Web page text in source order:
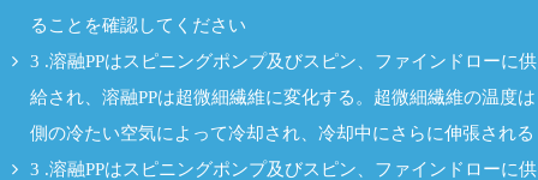
ることを確認してください
3 .溶融PPはスピニングポンプ及びスピン、ファインドローに供
給され、溶融PPは超微細繊維に変化する。超微細繊維の温度は
側の冷たい空気によって冷却され、冷却中にさらに伸張される
3 .溶融PPはスピニングポンプ及びスピン、ファインドローに供